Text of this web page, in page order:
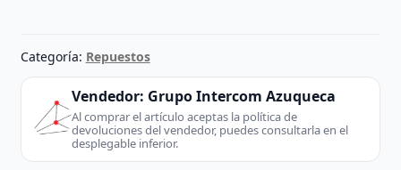
128GB
DEMSR-
A28M41BC1DC
Reacondicionado
cantidad
Categoría: Repuestos
Vendedor: Grupo Intercom Azuqueca
Al comprar el artículo aceptas la política de
devoluciones del vendedor, puedes consultarla en el
desplegable inferior.